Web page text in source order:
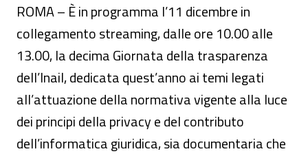
ROMA – È in programma l’11 dicembre in
collegamento streaming, dalle ore 10.00 alle
13.00, la decima Giornata della trasparenza
dell’Inail, dedicata quest’anno ai temi legati
all’attuazione della normativa vigente alla luce
dei principi della privacy e del contributo
dell’informatica giuridica, sia documentaria che